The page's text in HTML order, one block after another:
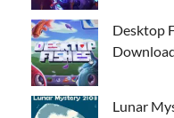
Desktop
Lunar